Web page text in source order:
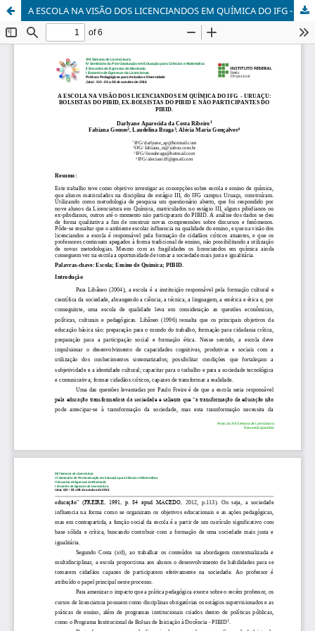
A ESCOLA NA VISÃO DOS LICENCIANDOS EM QUÍMICA DO IFG - URUAÇU: BOLSISTAS DO PIBID, EX-BOLSISTAS DO PIBID E NÃO PARTICIPANTES DO PIBID.